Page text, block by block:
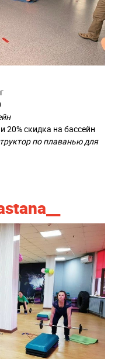
20% скидка на бассейн
по плаванью для